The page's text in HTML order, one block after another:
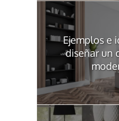
Ejemplos e
diseñar un